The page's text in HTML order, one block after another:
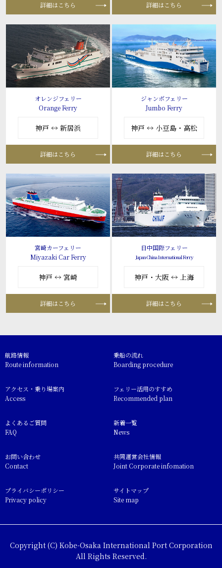
詳細はこちら 詳細はこちら
オレンジフェリー
Orange Ferry
神戸 ↔ 新居浜
詳細はこちら
ジャンボフェリー
Jumbo Ferry
神戸 ↔ 小豆島・高松
詳細はこちら
宮崎カーフェリー
Miyazaki Car Ferry
神戸 ↔ 宮崎
詳細はこちら
日中国際フェリー
Japan-China International Ferry
神戸・大阪 ↔ 上海
詳細はこちら
航路情報
Route information
乗船の流れ
Boarding procedure
アクセス・乗り場案内
Access
フェリー活用のすすめ
Recommended plan
よくあるご質問
FAQ
新着一覧
News
お問い合わせ
Contact
共同運営会社情報
Joint Corporate infomation
プライバシーポリシー
Privacy policy
サイトマップ
Site map
Copyright (C) Kobe-Osaka International Port Corporation
All Rights Reserved.